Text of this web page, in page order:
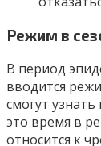
Режим в
В период
вводится
смогут
это время в
относится к